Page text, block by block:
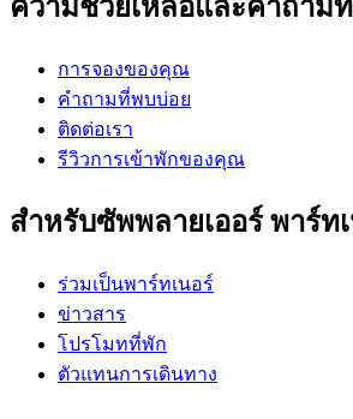
ความช่วยเหลือและคำถาม
การจองของคุณ
คำถามที่พบบ่อย
ติดต่อเรา
รีวิวการเข้าพักของคุณ
สำหรับซัพพลายเออร์ พาร์ท
ร่วมเป็นพาร์ทเนอร์
ข่าวสาร
โปรโมทที่พัก
ตัวแทนการเดินทาง